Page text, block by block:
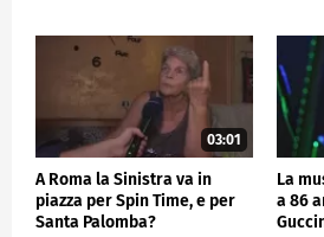
03:01
A Roma la Sinistra va in
piazza per Spin Time, e per
Santa Palomba?
La
a 86